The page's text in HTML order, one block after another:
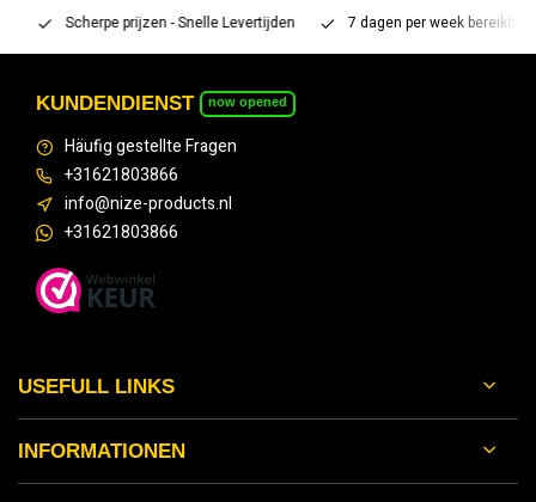
Scherpe prijzen - Snelle Levertijden 7 dagen per week bereikbaar
KUNDENDIENST now opened
Häufig gestellte Fragen
+31621803866
info@nize-products.nl
+31621803866
USEFULL LINKS
INFORMATIONEN